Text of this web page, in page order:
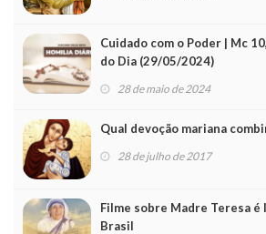
Cuidado com o Poder | Mc
do Dia (29/05/2024)
28 de maio de 2024
Qual devoção mariana
28 de julho de 2017
Filme sobre Madre Teresa é
Brasil